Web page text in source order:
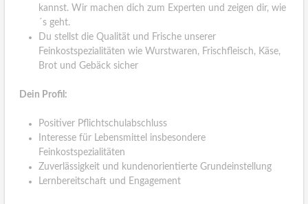
kannst. Wir machen dich zum Experten und zeigen dir, wie
´s geht.
Du stellst die Qualität und Frische unserer
Feinkostspezialitäten wie Wurstwaren, Frischfleisch, Käse,
Brot und Gebäck sicher
Dein Profil:
Positiver Pflichtschulabschluss
Interesse für Lebensmittel insbesondere
Feinkostspezialitäten
Zuverlässigkeit und kundenorientierte Grundeinstellung
Lernbereitschaft und Engagement